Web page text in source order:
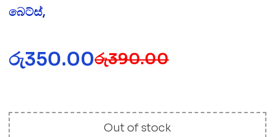
බෙට්ස්,
රු390.00
රු350.00
Out of stock